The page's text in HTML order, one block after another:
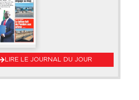
LIRE LE JOURNAL DU JOUR